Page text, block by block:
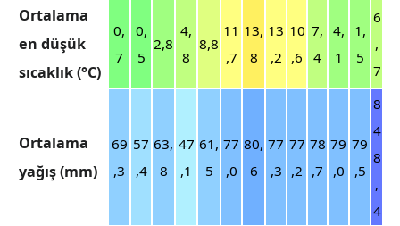
Ortalama
en düşük
sıcaklık (°C)
0,
7
0,
5
2,8
4,
8
8,8
11
,7
13,
8
13
,2
10
,6
7,
4
4,
1
1,
5
6
,
7
Ortalama
yağış (mm)
69
,3
57
,4
63,
8
47
,1
61,
5
77
,0
80,
6
77
,3
77
,2
78
,7
79
,0
79
,5
8
4
8
,
4